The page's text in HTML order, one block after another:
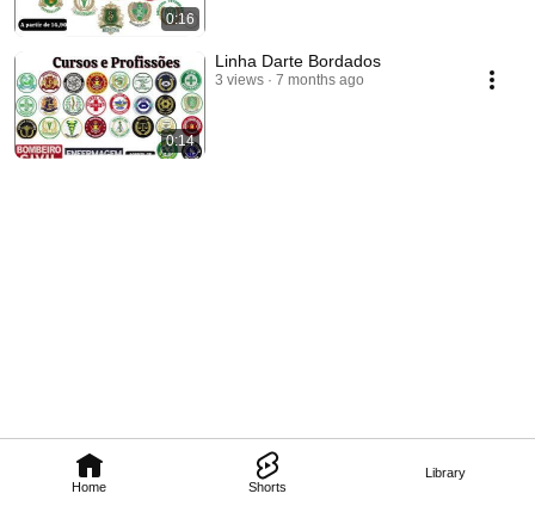
Home Shorts
Library
0:16
0:14
Linha Darte Bordados
3 views 7 months ago